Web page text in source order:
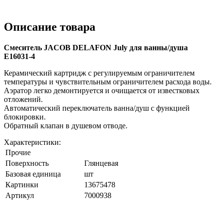
Описание товара
Смеситель JACOB DELAFON July для ванны/душа
E16031-4
Керамический картридж с регулируемым ограничителем
температуры и чувствительным ограничителем расхода воды.
Аэратор легко демонтируется и очищается от известковых
отложений.
Автоматический переключатель ванна/душ с функцией
блокировки.
Обратный клапан в душевом отводе.
Характеристики:
Прочие
Поверхность
Глянцевая
Базовая единица
шт
Картинки
13675478
Артикул
7000938